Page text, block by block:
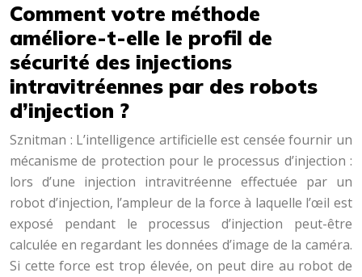
Comment votre méthode
améliore-t-elle le profil de
sécurité des injections
intravitréennes par des robots
d’injection ?
Sznitman : L’intelligence artificielle est censée fournir un
mécanisme de protection pour le processus d’injection :
lors d’une injection intravitréenne effectuée par un
robot d’injection, l’ampleur de la force à laquelle l’œil est
exposé pendant le processus d’injection peut-être
calculée en regardant les données d’image de la caméra.
Si cette force est trop élevée, on peut dire au robot de